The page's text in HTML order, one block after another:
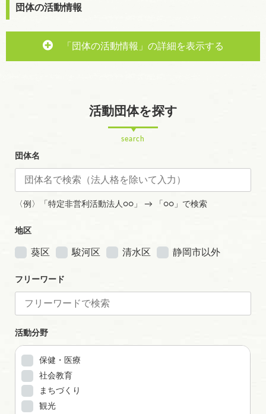
団体の活動情報
「団体の活動情報」の詳細を表示する
活動団体を探す
search
団体名
〈例〉「特定非営利活動法人○○」 → 「○○」で検索
地区
葵区 駿河区 清水区 静岡市以外
フリーワード
活動分野
保健・医療
社会教育
まちづくり
観光